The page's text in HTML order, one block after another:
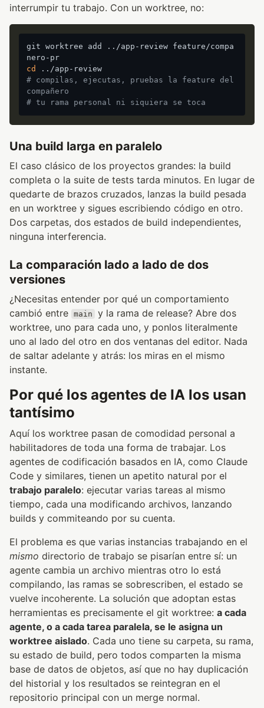
interrumpir tu trabajo. Con un worktree, no:
git worktree add ../app-review feature/compa
nero-pr
cd
../app-review
# compilas, ejecutas, pruebas la feature del
compañero
# tu rama personal ni siquiera se toca
Una build larga en paralelo
El caso clásico de los proyectos grandes: la build
completa o la suite de tests tarda minutos. En lugar de
quedarte de brazos cruzados, lanzas la build pesada
en un worktree y sigues escribiendo código en otro.
Dos carpetas, dos estados de build independientes,
ninguna interferencia.
La comparación lado a lado de dos
versiones
¿Necesitas entender por qué un comportamiento
cambió entre main
y la rama de release? Abre dos
worktree, uno para cada uno, y ponlos literalmente
uno al lado del otro en dos ventanas del editor. Nada
de saltar adelante y atrás: los miras en el mismo
instante.
Por qué los agentes de IA los usan
tantísimo
Aquí los worktree pasan de comodidad personal a
habilitadores de toda una forma de trabajar. Los
agentes de codificación basados en IA, como Claude
Code y similares, tienen un apetito natural por el
trabajo paralelo: ejecutar varias tareas al mismo
tiempo, cada una modificando archivos, lanzando
builds y commiteando por su cuenta.
El problema es que varias instancias trabajando en el
mismo directorio de trabajo se pisarían entre sí: un
agente cambia un archivo mientras otro lo está
compilando, las ramas se sobrescriben, el estado se
vuelve incoherente. La solución que adoptan estas
herramientas es precisamente el git worktree: a cada
agente, o a cada tarea paralela, se le asigna un
worktree aislado. Cada uno tiene su carpeta, su rama,
su estado de build, pero todos comparten la misma
base de datos de objetos, así que no hay duplicación
del historial y los resultados se reintegran en el
repositorio principal con un merge normal.